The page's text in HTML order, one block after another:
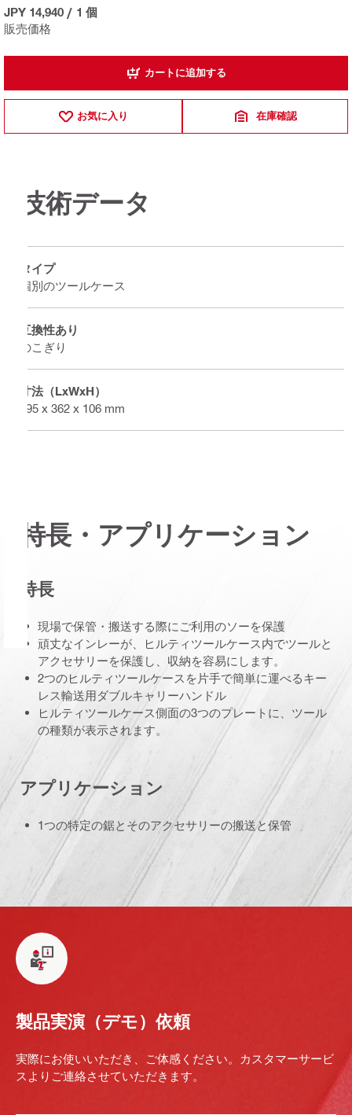
販売価格
JPY 14,940 / 1 個
カートに追加する
お気に入り 在庫確認
技術データ
タイプ
個別のツールケース
互換性あり
のこぎり
寸法（LxWxH）
395 x 362 x 106 mm
特長・アプリケーション
特長
現場で保管・搬送する際にご利用のソーを保護
頑丈なインレーが、ヒルティツールケース内でツールと
アクセサリーを保護し、収納を容易にします。
2つのヒルティツールケースを片手で簡単に運べるキー
レス輸送用ダブルキャリーハンドル
ヒルティツールケース側面の3つのプレートに、ツール
の種類が表示されます。
アプリケーション
1つの特定の鋸とそのアクセサリーの搬送と保管
製品実演（デモ）依頼
実際にお使いいただき、ご体感ください。カスタマーサービ
スよりご連絡させていただきます。